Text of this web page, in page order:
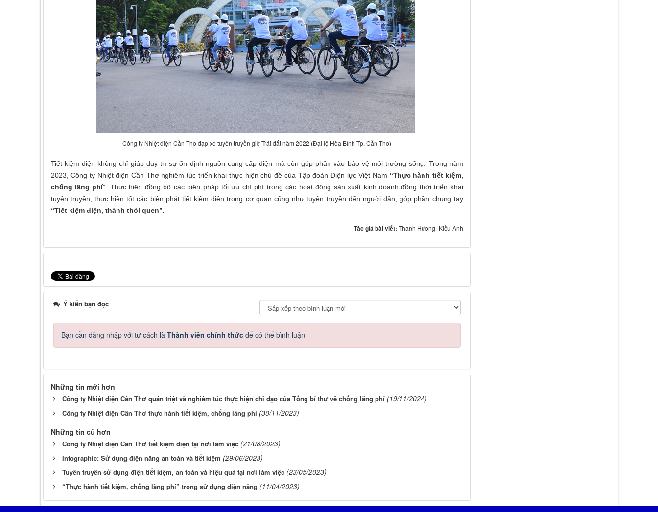
Công ty Nhiệt điện Cần Thơ đạp xe tuyên truyền giờ Trái đất năm 2022 (Đại lộ Hòa Bình Tp. Cần Thơ)
Tiết kiệm điện không chỉ giúp duy trì sự ổn định nguồn cung cấp điện mà còn góp phần vào bảo vệ môi trường sống. Trong năm
2023, Công ty Nhiệt điện Cần Thơ nghiêm túc triển khai thực hiện chủ đề của Tập đoàn Điện lực Việt Nam “Thực hành tiết kiệm,
chống lãng phí”. Thực hiện đồng bộ các biện pháp tối ưu chí phí trong các hoạt động sản xuất kinh doanh đồng thời triển khai
tuyên truyền, thực hiện tốt các biện phát tiết kiệm điện trong cơ quan cũng như tuyên truyền đến người dân, góp phần chung tay
“Tiết kiệm điện, thành thói quen”.
Tác giả bài viết: Thanh Hương- Kiều Anh
Ý kiến bạn đọc
Bạn cần đăng nhập với tư cách là Thành viên chính thứcđể có thể bình luận
Những tin mới hơn
Công ty Nhiệt điện Cần Thơ quán triệt và nghiêm túc thực hiện chỉ đạo của Tổng bí thư về chống lãng phí (19/11/2024)
Công ty Nhiệt điện Cần Thơ thực hành tiết kiệm, chống lãng phí (30/11/2023)
Những tin cũ hơn
Công ty Nhiệt điện Cần Thơ tiết kiệm điện tại nơi làm việc (21/08/2023)
Infographic: Sử dụng điện năng an toàn và tiết kiệm (29/06/2023)
Tuyên truyền sử dụng điện tiết kiệm, an toàn và hiệu quả tại nơi làm việc (23/05/2023)
“Thực hành tiết kiệm, chống lãng phí” trong sử dụng điện năng (11/04/2023)